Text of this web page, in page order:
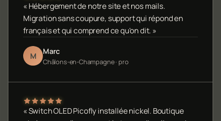
« Hébergement de notre site et nos mails.
Migration sans coupure, support qui répond en
français et qui comprend ce qu'on dit. »
M Marc
Châlons-en-Champagne · pro
« Switch OLED Picofly installée nickel. Boutique